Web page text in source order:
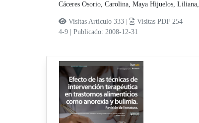
Cáceres Osorio, Carolina, Maya Hijuelos, Liliana,
Visitas Artículo 333 |
Visitas PDF 254
4-9
Publicado: 2008-12-31